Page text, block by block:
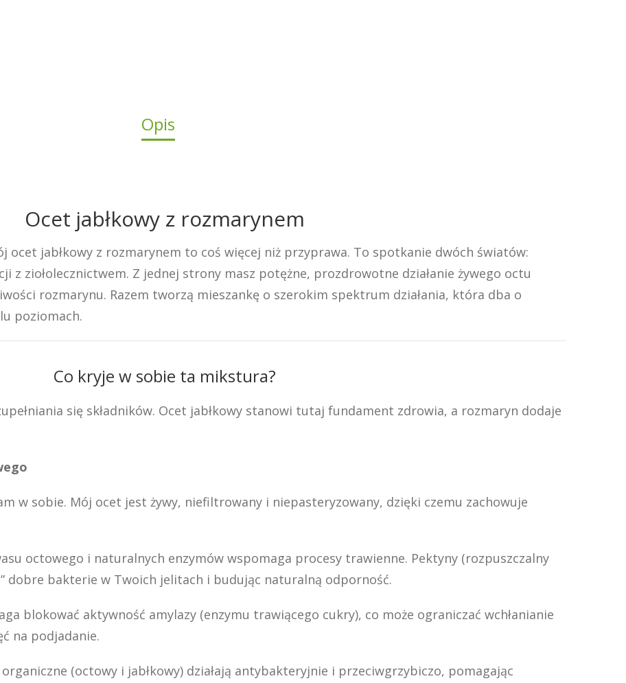
Opis
Ocet jabłkowy z rozmarynem
ocet jabłkowy z rozmarynem to coś więcej niż przyprawa. To spotkanie dwóch światów:
z ziołolecznictwem. Z jednej strony masz potężne, prozdrowotne działanie żywego octu
rozmarynu. Razem tworzą mieszankę o szerokim spektrum działania, która dba o
poziomach.
Co kryje w sobie ta mikstura?
się składników. Ocet jabłkowy stanowi tutaj fundament zdrowia, a rozmaryn dodaje
w sobie. Mój ocet jest żywy, niefiltrowany i niepasteryzowany, dzięki czemu zachowuje
octowego i naturalnych enzymów wspomaga procesy trawienne. Pektyny (rozpuszczalny
dobre bakterie w Twoich jelitach i budując naturalną odporność.
blokować aktywność amylazy (enzymu trawiącego cukry), co może ograniczać wchłanianie
na podjadanie.
organiczne (octowy i jabłkowy) działają antybakteryjnie i przeciwgrzybiczo, pomagając